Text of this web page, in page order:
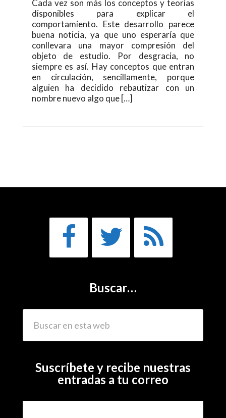
Cada vez son más los conceptos y teorías
disponibles para explicar el
comportamiento. Este desarrollo parece
buena noticia, ya que uno esperaría que
conllevara una mayor compresión del
objeto de estudio. Por desgracia, no
siempre es así. Hay conceptos que entran
en circulación, sencillamente, porque
alguien ha decidido rebautizar con un
nombre nuevo algo que […]
Buscar…
Suscríbete y recibe nuestras
entradas a tu correo